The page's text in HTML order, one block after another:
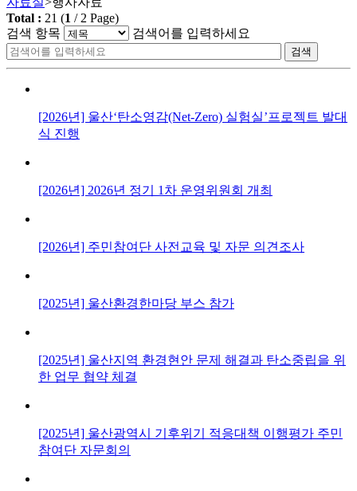
Total : 21 (1 / 2 Page)
검색 항목
검색어를 입력하세요
검색
[2026년] 울산‘탄소영감(Net-Zero) 실험실’프로젝트 발대
식 진행
[2026년] 2026년 정기 1차 운영위원회 개최
[2026년] 주민참여단 사전교육 및 자문 의견조사
[2025년] 울산환경한마당 부스 참가
[2025년] 울산지역 환경현안 문제 해결과 탄소중립을 위
한 업무 협약 체결
[2025년] 울산광역시 기후위기 적응대책 이행평가 주민
참여단 자문회의